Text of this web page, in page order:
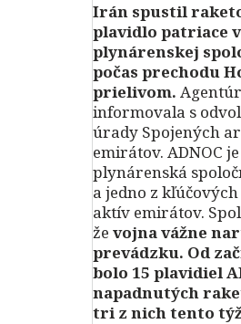
Irán spustil
plavidlo patriace
plynárenskej
počas prechodu
prielivom.
informovala s
úrady Spojených
emirátov. ADNOC
plynárenská
a jedno z
aktív emirátov.
že vojna vážne
prevádzku. Od
bolo 15 plavidiel
napadnutých
tri z nich tento